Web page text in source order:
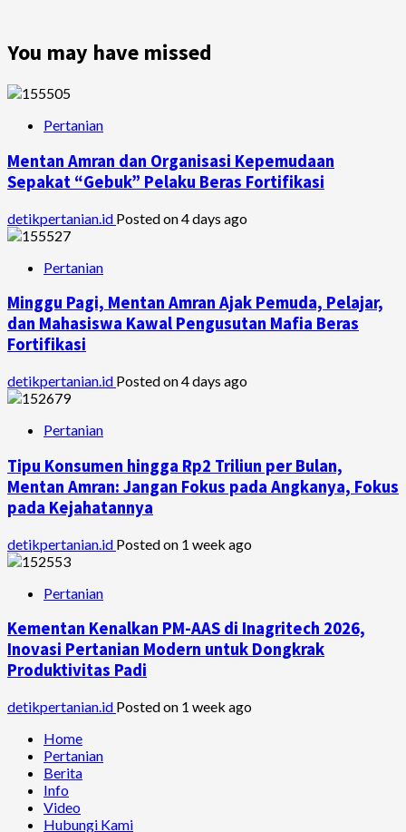
You may have missed
Pertanian
Mentan Amran dan Organisasi Kepemudaan
Sepakat “Gebuk” Pelaku Beras Fortifikasi
detikpertanian.id Posted on 4 days ago
Pertanian
Minggu Pagi, Mentan Amran Ajak Pemuda, Pelajar,
dan Mahasiswa Kawal Pengusutan Mafia Beras
Fortifikasi
detikpertanian.id Posted on 4 days ago
Pertanian
Tipu Konsumen hingga Rp2 Triliun per Bulan,
Mentan Amran: Jangan Fokus pada Angkanya, Fokus
pada Kejahatannya
detikpertanian.id Posted on 1 week ago
Pertanian
Kementan Kenalkan PM-AAS di Inagritech 2026,
Inovasi Pertanian Modern untuk Dongkrak
Produktivitas Padi
detikpertanian.id Posted on 1 week ago
Home
Pertanian
Berita
Info
Video
Hubungi Kami